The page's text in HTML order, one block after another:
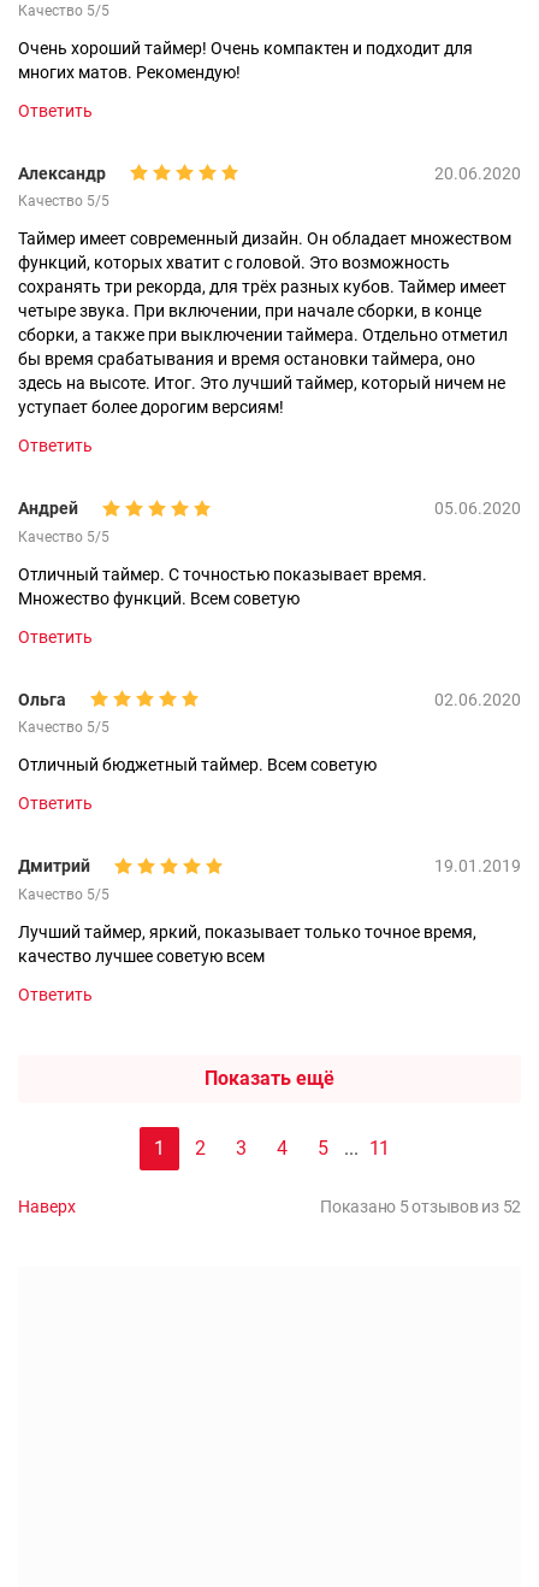
Качество 5/5
Очень хороший таймер! Очень компактен и подходит для
многих матов. Рекомендую!
Ответить
Александр 20.06.2020
Качество 5/5
Таймер имеет современный дизайн. Он обладает множеством
функций, которых хватит с головой. Это возможность
сохранять три рекорда, для трёх разных кубов. Таймер имеет
четыре звука. При включении, при начале сборки, в конце
сборки, а также при выключении таймера. Отдельно отметил
бы время срабатывания и время остановки таймера, оно
здесь на высоте. Итог. Это лучший таймер, который ничем не
уступает более дорогим версиям!
Ответить
Андрей 05.06.2020
Качество 5/5
Отличный таймер. С точностью показывает время.
Множество функций. Всем советую
Ответить
Ольга 02.06.2020
Качество 5/5
Отличный бюджетный таймер. Всем советую
Ответить
Дмитрий 19.01.2019
Качество 5/5
Лучший таймер, яркий, показывает только точное время,
качество лучшее советую всем
Ответить
Показать ещё
1 2 3 4 5 ... 11
Наверх Показано 5 отзывов из 52